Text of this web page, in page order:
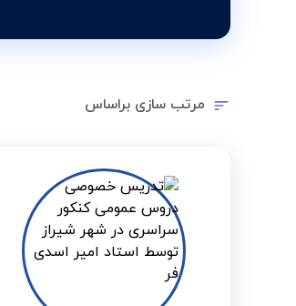
مرتب سازی براساس